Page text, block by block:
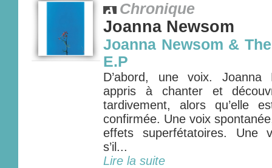
Chronique
Joanna Newsom
Joanna Newsom &
E.P
D’abord, une voix. Joanna
appris à chanter et
tardivement, alors qu’elle
confirmée. Une voix
effets superfétatoires. Une
s’il...
Lire la suite